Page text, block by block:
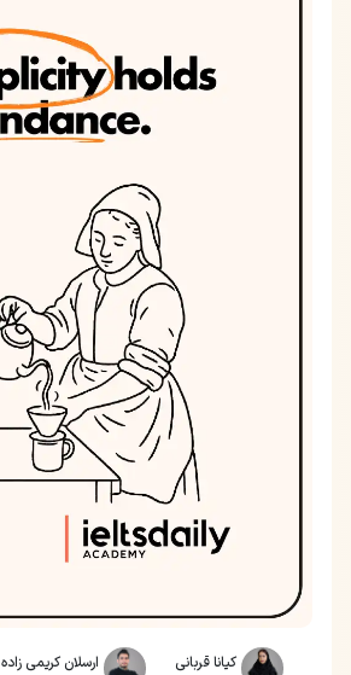
کیانا قربانی ارسلان کریمی زاده